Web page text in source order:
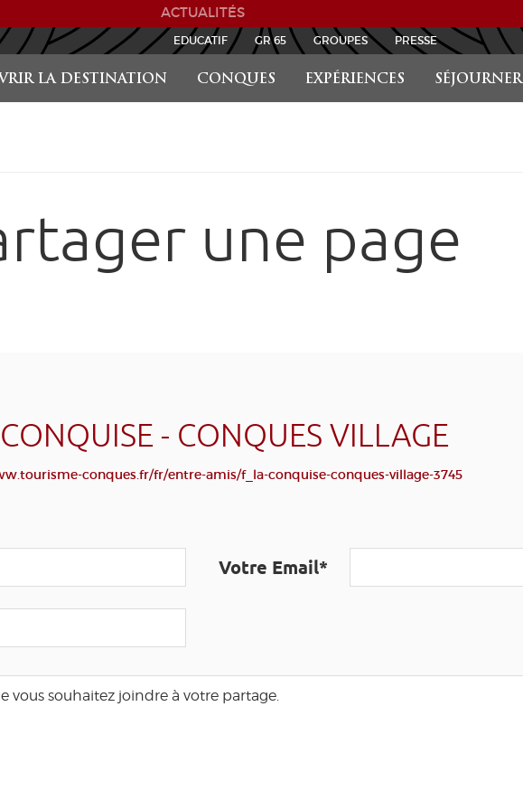
ACTUALITÉS
LA DESTINATION CONQUES EXPÉRIENCES SÉJOURNER
EDUCATIF GR 65 GROUPES PRESSE
une page
- CONQUES VILLAGE
conques.fr/fr/entre-amis/f_la-conquise-conques-village-3745
Votre Email*